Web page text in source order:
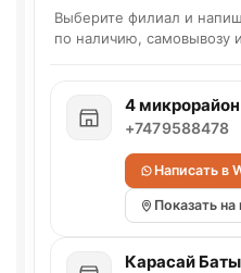
Выберите филиал и
по наличию, самовывозу и
4
+7479588478
Написать в
Показать
Карасай